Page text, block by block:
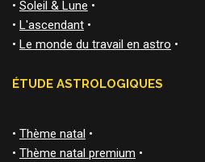
• Soleil & Lune •
• L'ascendant •
• Le monde du travail en astro •
ÉTUDE ASTROLOGIQUES
• Thème natal •
• Thème natal premium •